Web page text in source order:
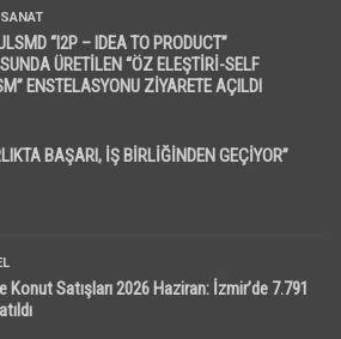
“I2P – IDEA TO PRODUCT”
ÜRETİLEN “ÖZ ELEŞTİRİ-SELF
ENSTELASYONU ZİYARETE AÇILDI
BAŞARI, İŞ BİRLİĞİNDEN GEÇİYOR”
Konut Satışları 2026 Haziran: İzmir’de 7.791